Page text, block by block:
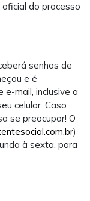
do processo
senhas de
e é
e-mail, inclusive a
celular. Caso
se preocupar! O
)
à sexta, para